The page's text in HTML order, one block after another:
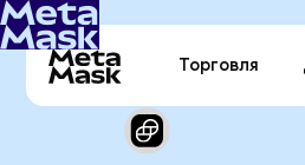
Торговля